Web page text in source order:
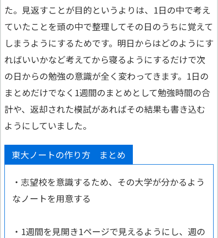
た。見返すことが目的というよりは、1日の中で考え
ていたことを頭の中で整理してその日のうちに覚えて
しまうようにするためです。明日からはどのようにす
ればいいかなど考えてから寝るようにするだけで次
の日からの勉強の意識が全く変わってきます。1日の
まとめだけでなく1週間のまとめとして勉強時間の合
計や、返却された模試があればその結果も書き込む
ようにしていました。
東大ノートの作り方 まとめ
・志望校を意識するため、その大学が分かるよう
なノートを用意する
・1週間を見開き1ページで見えるようにし、週の